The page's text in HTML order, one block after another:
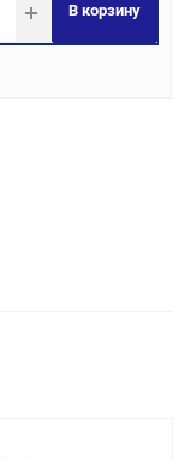
В корзину